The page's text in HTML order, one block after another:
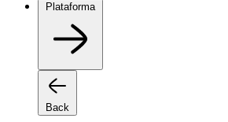
Plataforma
Back